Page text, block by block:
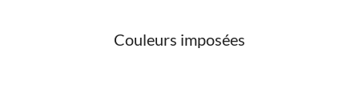
Couleurs imposées